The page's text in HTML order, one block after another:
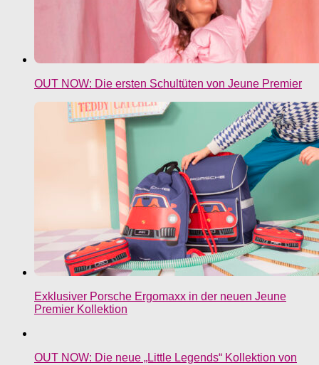
OUT NOW: Die ersten Schultüten von Jeune Premier
Exklusiver Porsche Ergomaxx in der neuen Jeune
Premier Kollektion
OUT NOW: Die neue „Little Legends“ Kollektion von